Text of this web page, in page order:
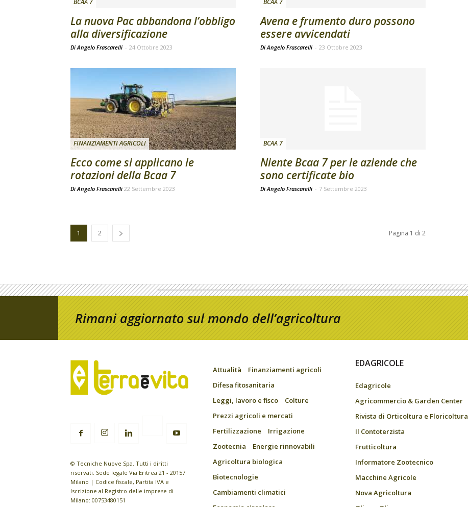
BCAA 7
La nuova Pac abbandona l’obbligo
alla diversificazione
Di Angelo Frascarelli - 24 Ottobre 2023
BCAA 7
Avena e frumento duro possono
essere avvicendati
Di Angelo Frascarelli - 23 Ottobre 2023
FINANZIAMENTI AGRICOLI
Ecco come si applicano le
rotazioni della Bcaa 7
DiAngelo Frascarelli 22 Settembre 2023
BCAA 7
Niente Bcaa 7 per le aziende che
sono certificate bio
Di Angelo Frascarelli - 7 Settembre 2023
1 2 Pagina 1 di 2
Rimani aggiornato sul mondo dell’agricoltura
© Tecniche Nuove Spa. Tutti i diritti
riservati. Sede legale Via Eritrea 21 - 20157
Milano | Codice fiscale, Partita IVA e
Iscrizione al Registro delle imprese di
Milano: 00753480151
Attualità
Finanziamenti agricoli
Difesa fitosanitaria
Leggi, lavoro e fisco
Colture
Prezzi agricoli e mercati
Fertilizzazione
Irrigazione
Zootecnia
Energie rinnovabili
Agricoltura biologica
Biotecnologie
Cambiamenti climatici
EDAGRICOLE
Edagricole
Agricommercio & Garden Center
Rivista di Orticoltura e Floricoltura
Il Contoterzista
Frutticoltura
Informatore Zootecnico
Macchine Agricole
Nova Agricoltura